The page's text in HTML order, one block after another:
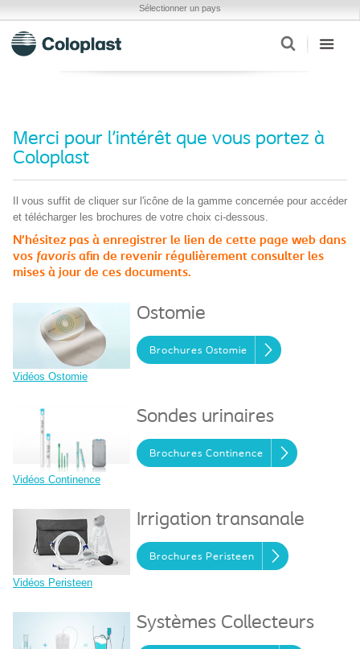
Sélectionner un pays
Merci pour l'intérêt que vous portez à
Coloplast
Il vous suffit de cliquer sur l'icône de la gamme concernée pour accéder
et télécharger les brochures de votre choix ci-dessous.
N'hésitez pas à enregistrer le lien de cette page web dans
vos favoris afin de revenir régulièrement consulter les
mises à jour de ces documents.
Ostomie
Brochures Ostomie
Vidéos Ostomie
Sondes urinaires
Brochures Continence
Vidéos Continence
Irrigation transanale
Brochures Peristeen
Vidéos Peristeen
Systèmes Collecteurs